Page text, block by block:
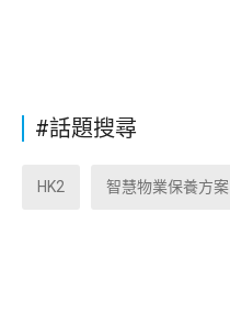
#話題搜尋
HK2 智慧物業保養方案